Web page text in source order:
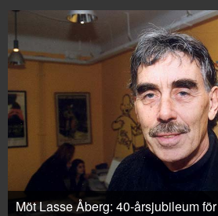
Möt Lasse Åberg: 40-årsjubileum